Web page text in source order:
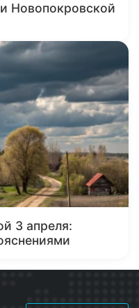
Новопокровской
3 апреля: